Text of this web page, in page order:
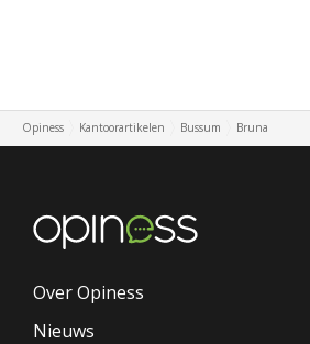
Opiness Kantoorartikelen Bussum Bruna
Over Opiness
Nieuws